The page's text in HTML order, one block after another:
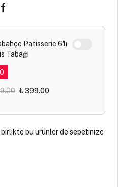
Patisserie 6'lı
Tabağı
₺ 399.00
bu ürünler de sepetinize